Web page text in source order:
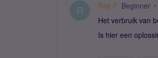
R Roy F Beginner
Het verbruik van
Is hier een